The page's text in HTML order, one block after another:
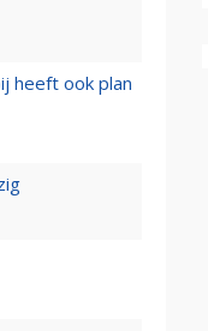
heeft ook plan